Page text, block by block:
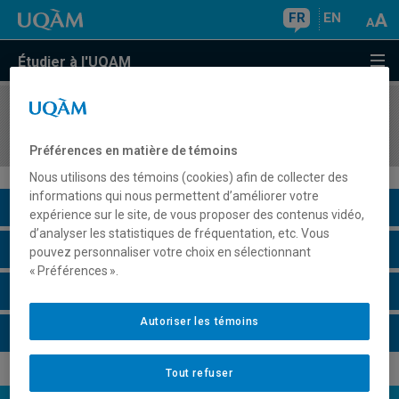
FR EN
Étudier à l'UQAM
COURS//
Description du cours
Horaire - Été 2026
Préférences en matière de témoins
Nous utilisons des témoins (cookies) afin de collecter des
informations qui nous permettent d’améliorer votre
expérience sur le site, de vous proposer des contenus vidéo,
d’analyser les statistiques de fréquentation, etc. Vous
pouvez personnaliser votre choix en sélectionnant
« Préférences ».
Tout refuser
Autoriser les témoins